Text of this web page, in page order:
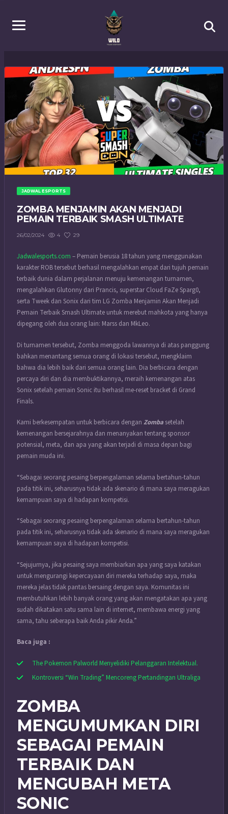
JADWAL ESPORTS
ZOMBA MENJAMIN AKAN MENJADI
PEMAIN TERBAIK SMASH ULTIMATE
26/02/2024 4 29
Jadwalesports.com – Pemain berusia 18 tahun yang menggunakan
karakter ROB tersebut berhasil mengalahkan empat dari tujuh pemain
terbaik dunia dalam perjalanan menuju kemenangan turnamen,
mengalahkan Glutonny dari Prancis, superstar Cloud FaZe Sparg0,
serta Tweek dan Sonix dari tim LG Zomba Menjamin Akan Menjadi
Pemain Terbaik Smash Ultimate untuk merebut mahkota yang hanya
dipegang oleh dua orang lain: Marss dan MkLeo.
Di turnamen tersebut, Zomba menggoda lawannya di atas panggung
bahkan menantang semua orang di lokasi tersebut, mengklaim
bahwa dia lebih baik dari semua orang lain. Dia berbicara dengan
percaya diri dan dia membuktikannya, meraih kemenangan atas
Sonix setelah pemain Sonic itu berhasil me-reset bracket di Grand
Finals.
Kami berkesempatan untuk berbicara dengan Zomba setelah
kemenangan bersejarahnya dan menanyakan tentang sponsor
potensial, meta, dan apa yang akan terjadi di masa depan bagi
pemain muda ini.
“Sebagai seorang pesaing berpengalaman selama bertahun-tahun
pada titik ini, seharusnya tidak ada skenario di mana saya meragukan
kemampuan saya di hadapan kompetisi.
“Sebagai seorang pesaing berpengalaman selama bertahun-tahun
pada titik ini, seharusnya tidak ada skenario di mana saya meragukan
kemampuan saya di hadapan kompetisi.
“Sejujurnya, jika pesaing saya membiarkan apa yang saya katakan
untuk mengurangi kepercayaan diri mereka terhadap saya, maka
mereka jelas tidak pantas bersaing dengan saya. Komunitas ini
membutuhkan lebih banyak orang yang akan mengatakan apa yang
sudah dikatakan satu sama lain di internet, membawa energi yang
sama, tahu seberapa baik Anda pikir Anda.”
Baca juga :
The Pokemon Palworld Menyelidiki Pelanggaran Intelektual.
Kontroversi “Win Trading” Mencoreng Pertandingan Ultraliga
ZOMBA
MENGUMUMKAN DIRI
SEBAGAI PEMAIN
TERBAIK DAN
MENGUBAH META
SONIC